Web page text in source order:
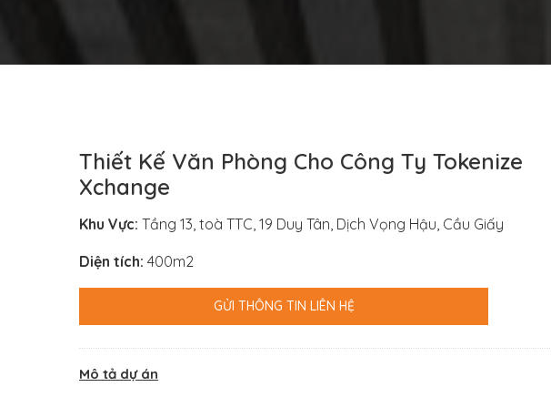
Thiết Kế Văn Phòng Cho Công Ty Tokenize
Xchange
Khu Vực: Tầng 13, toà TTC, 19 Duy Tân, Dịch Vọng Hậu, Cầu Giấy
Diện tích: 400m2
GỬI THÔNG TIN LIÊN HỆ
Mô tả dự án